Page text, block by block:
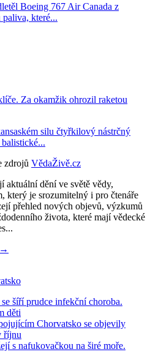
Boeing 767 Air Canada z
které...
Za okamžik ohrozil raketou
silu čtyřkilový nástrčný
zdrojů VědaŽivě.cz
dění ve světě vědy,
který je srozumitelný i pro čtenáře
přehled nových objevů, výzkumů
života, které mají vědecké
→
šíří prudce infekční choroba.
děti
Chorvatsko se objevily
říjnu
s nafukovačkou na širé moře.